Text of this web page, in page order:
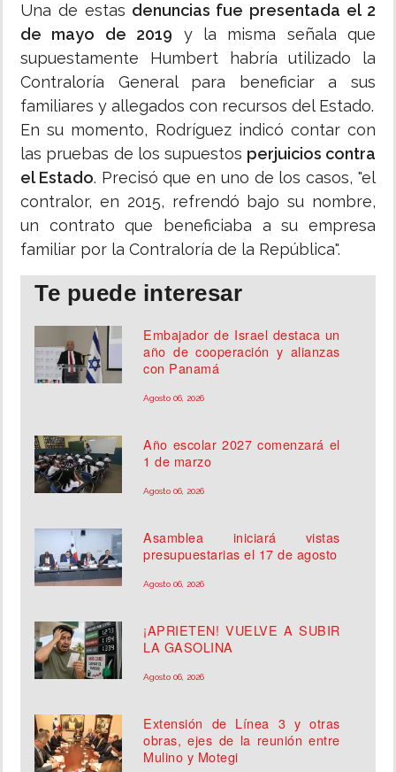
Una de estas denuncias fue presentada el 2
de mayo de 2019 y la misma señala que
supuestamente Humbert habría utilizado la
Contraloría General para beneficiar a sus
familiares y allegados con recursos del Estado.
En su momento, Rodríguez indicó contar con
las pruebas de los supuestos perjuicios contra
el Estado. Precisó que en uno de los casos, "el
contralor, en 2015, refrendó bajo su nombre,
un contrato que beneficiaba a su empresa
familiar por la Contraloría de la República".
Te puede interesar
Embajador de Israel destaca un
año de cooperación y alianzas
con Panamá
Agosto 06, 2026
Año escolar 2027 comenzará el
1 de marzo
Agosto 06, 2026
Asamblea iniciará vistas
presupuestarias el 17 de agosto
Agosto 06, 2026
¡APRIETEN! VUELVE A SUBIR
LA GASOLINA
Agosto 06, 2026
Extensión de Línea 3 y otras
obras, ejes de la reunión entre
Mulino y Motegi